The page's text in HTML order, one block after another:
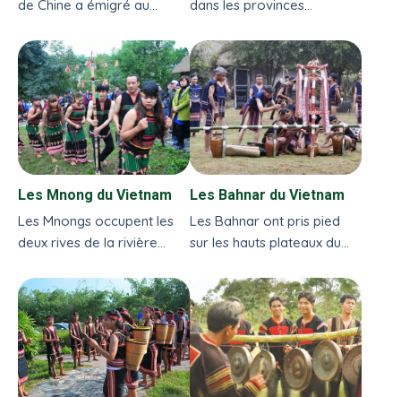
de Chine a émigré au
ans, vit dans les provinces
de Lào Cai, Hà Giang, Lai
Châu et Yên Bai...
dans les provinces
Vietnam, proches de la
frontière chinoise, au nord
de Dien Bien Phu, de Lai
Chau et de Lao Cai...
Les Mnong du Vietnam
Les Mnongs occupent les
deux rives de la rivière
hautes terres du Vietnam
central...
Les Bahnar du Vietnam
Les Bahnar ont pris pied
sur les hauts plateaux du
depuis plusieurs siècles...